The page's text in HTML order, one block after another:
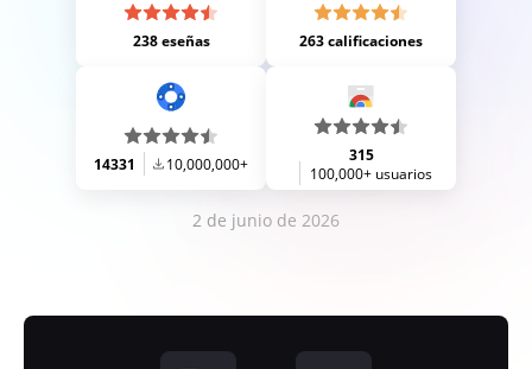
238 eseñas 263 calificaciones
14331 10,000,000+
315
100,000+ usuarios
2 de junio de 2026